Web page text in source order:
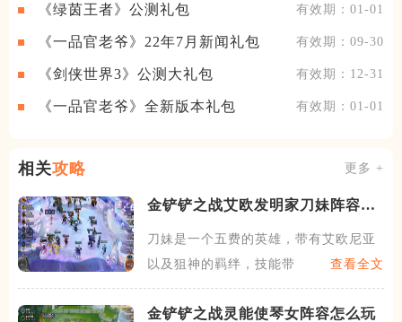
《绿茵王者》公测礼包 有效期：01-01
《一品官老爷》22年7月新闻礼包 有效期：09-30
《剑侠世界3》公测大礼包 有效期：12-31
《一品官老爷》全新版本礼包 有效期：01-01
相关攻略 更多 +
金铲铲之战艾欧发明家刀妹阵容怎
刀妹是一个五费的英雄，带有艾欧尼亚
以及狙神的羁绊，技能带有被
查看全文
金铲铲之战灵能使琴女阵容怎么玩